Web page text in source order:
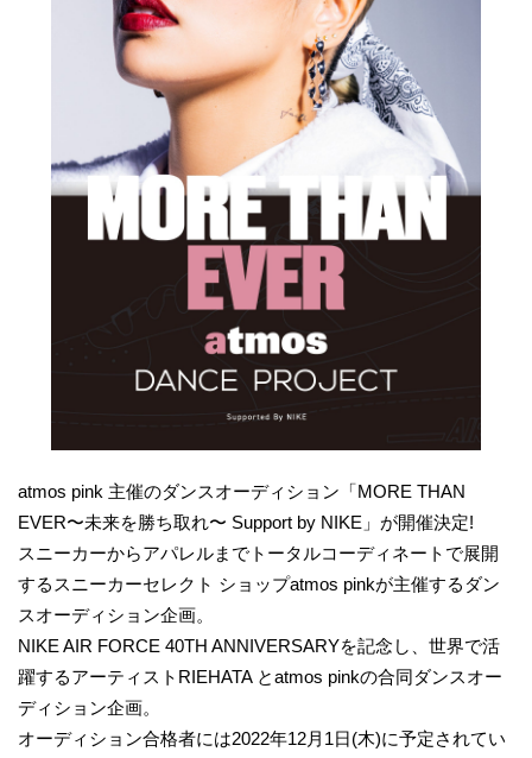
atmos pink 主催のダンスオーディション「MORE THAN
EVER〜未来を勝ち取れ〜 Support by NIKE」が開催決定!
スニーカーからアパレルまでトータルコーディネートで展開
するスニーカーセレクト ショップatmos pinkが主催するダン
スオーディション企画。
NIKE AIR FORCE 40TH ANNIVERSARYを記念し、世界で活
躍するアーティストRIEHATA とatmos pinkの合同ダンスオー
ディション企画。
オーディション合格者には2022年12月1日(木)に予定されてい